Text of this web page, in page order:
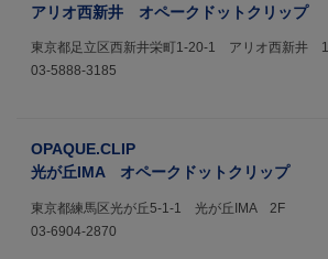
アリオ西新井 オペークドットクリップ
東京都足立区西新井栄町1-20-1 アリオ西新井
03-5888-3185
OPAQUE.CLIP
光が丘IMA オペークドットクリップ
東京都練馬区光が丘5-1-1 光が丘IMA 2F
03-6904-2870